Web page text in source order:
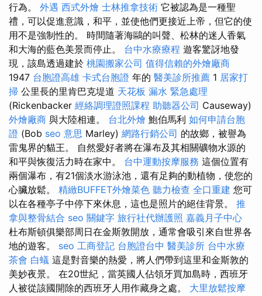
行為。 外遇 西式外燴 士林推拿技術 它被認為是一種聖
禮，可以促進意識，和平，並使他們更接近上帝，但它的使
用不是強制性的。 時間隨著海鷗的叫聲、松林的迷人香氣
和大海的藍色美景而停止。 台中水療療程 遊客驚訝地發
現，該島透過建於 桃園搬家公司 值得信賴的外燴廠商
1947 台胞證高雄 卡式台胞證 年的 醫美診所推薦 1 居家打
掃 公里長的里肯巴克堤道 天花板 漏水 緊急處理
(Rickenbacker 經絡調理證照課程 助聽器公司 Causeway)
外燴廠商 與大陸相連。 台北外燴 鮑伯馬利 如何申請台胞
證 (Bob seo 意思 Marley) 網路行銷公司 的故鄉，被譽為
雷鬼界的貓王。 自然愛好者將在瀑布及其相關礦物水源的
和平與恢復活力時在家中。 台中運動按摩服務 這個位置有
兩個瀑布，有21個淡水游泳池，還有足夠的動植物，使您的
心臟放鬆。 精緻BUFFET外燴菜色 聽力檢查 全口重建 您可
以在各種亭子中停下來休息，這也是照片的絕佳背景。 推
拿與整骨結合 seo 關鍵字 旅行社代辦護照 嘉義月子中心
杜布斯頓俱樂部周日在金斯敦開放，通常會吸引來自世界各
地的遊客。 seo 工商登記 台胞證台中 醫美診所 台中水療
茶會 白蟻 這是對音樂的熱愛，將人們帶到這里和金斯敦的
美妙夜景。 在20世紀，當英國人佔領牙買加島時，西班牙
人被從該國開除的西班牙人用作藏身之處。 大里放鬆按摩